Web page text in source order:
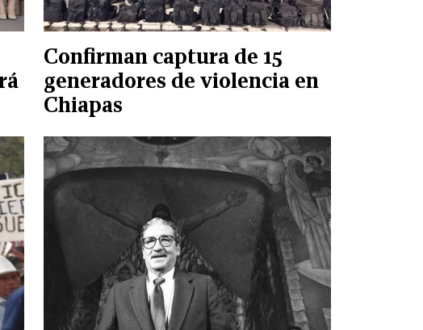
Confirman captura de 15
generadores de violencia en
Chiapas